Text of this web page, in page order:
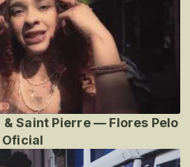
Saint Pierre — Flores Pelo